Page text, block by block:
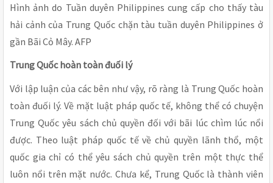
Hình ảnh do Tuần duyên Philippines cung cấp cho thấy tàu
hải cảnh của Trung Quốc chặn tàu tuần duyên Philippines ở
gần Bãi Cỏ Mây. AFP
Trung Quốc hoàn toàn đuối lý
Với lập luận của các bên như vậy, rõ ràng là Trung Quốc hoàn
toàn đuối lý. Về mặt luật pháp quốc tế, không thể có chuyện
Trung Quốc yêu sách chủ quyền đối với bãi lúc chìm lúc nổi
được. Theo luật pháp quốc tế về chủ quyền lãnh thổ, một
quốc gia chỉ có thể yêu sách chủ quyền trên một thực thể
luôn nổi trên mặt nước. Chưa kể, Trung Quốc là thành viên